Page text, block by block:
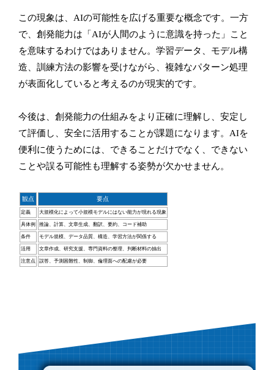
この現象は、AIの可能性を広げる重要な概念です。一方
で、創発能力は「AIが人間のように意識を持った」こと
を意味するわけではありません。学習データ、モデル構
造、訓練方法の影響を受けながら、複雑なパターン処理
が表面化していると考えるのが現実的です。
今後は、創発能力の仕組みをより正確に理解し、安定し
て評価し、安全に活用することが課題になります。AIを
便利に使うためには、できることだけでなく、できない
ことや誤る可能性も理解する姿勢が欠かせません。
観点 要点
定義 大規模化によって小規模モデルにはない能力が現れる現象
具体例 推論、計算、文章生成、翻訳、要約、コード補助
条件 モデル規模、データ品質、構造、学習方法が関係する
活用 文章作成、研究支援、専門資料の整理、判断材料の抽出
注意点 誤答、予測困難性、制御、倫理面への配慮が必要